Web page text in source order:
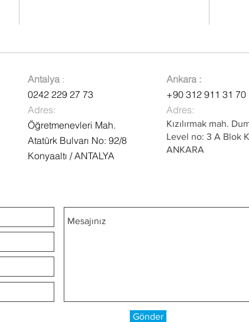
Antalya :
0242 229 27 73
Adres:
Öğretmenevleri Mah.
Atatürk Bulvarı No: 92/8
Konyaaltı / ANTALYA
Ankara :
+90 312 911 31 70
Adres:
Kızılırmak mah.
Level no: 3 A Blok
ANKARA
Gönder